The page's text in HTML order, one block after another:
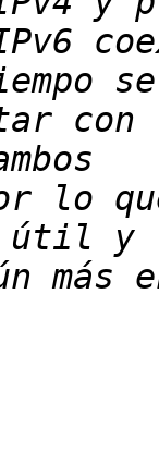
lo